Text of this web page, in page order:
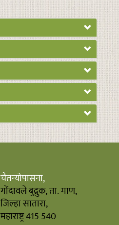
चैतन्योपासना,
गोंदावले बुद्रुक, ता. माण,
जिल्हा सातारा,
महाराष्ट्र 415 540